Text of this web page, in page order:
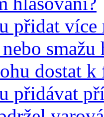
přidat
smažu
dostat k
přidávat